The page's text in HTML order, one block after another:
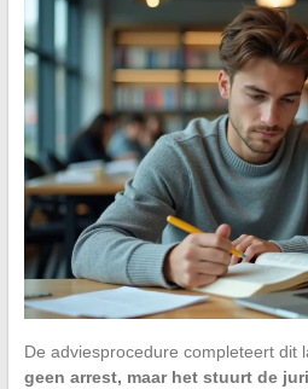
De adviesprocedure completeert dit
geen arrest, maar het stuurt de